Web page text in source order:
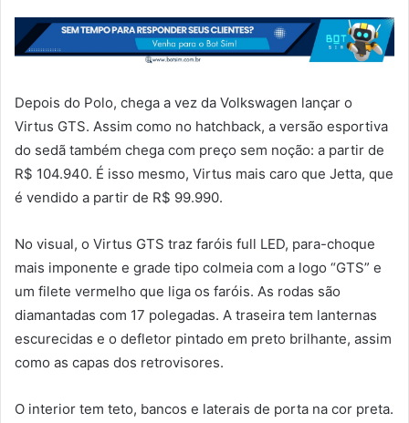
d
e
m
i
Depois do Polo, chega a vez da Volkswagen lançar o
Virtus GTS. Assim como no hatchback, a versão esportiva
do sedã também chega com preço sem noção: a partir de
R$ 104.940. É isso mesmo, Virtus mais caro que Jetta, que
é vendido a partir de R$ 99.990.
No visual, o Virtus GTS traz faróis full LED, para-choque
mais imponente e grade tipo colmeia com a logo “GTS” e
um filete vermelho que liga os faróis. As rodas são
diamantadas com 17 polegadas. A traseira tem lanternas
escurecidas e o defletor pintado em preto brilhante, assim
como as capas dos retrovisores.
O interior tem teto, bancos e laterais de porta na cor preta.